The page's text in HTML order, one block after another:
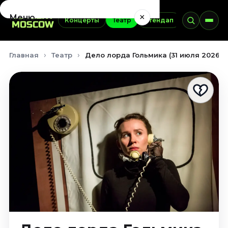
Концерты Театр Стендап Выставки
Меню ×
Сентябрь 2026
Ноябрь 2026
Декабрь 2026
Январь 2027
Театр
Август 2026
Сентябрь 2026
Октябрь 2026
Ноябрь 2026
Главная Театр Дело лорда Гольмика (31 июля 2026)